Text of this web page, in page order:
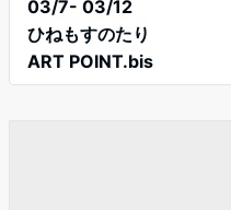
03/7- 03/12
ひねもすのたり
ART POINT.bis